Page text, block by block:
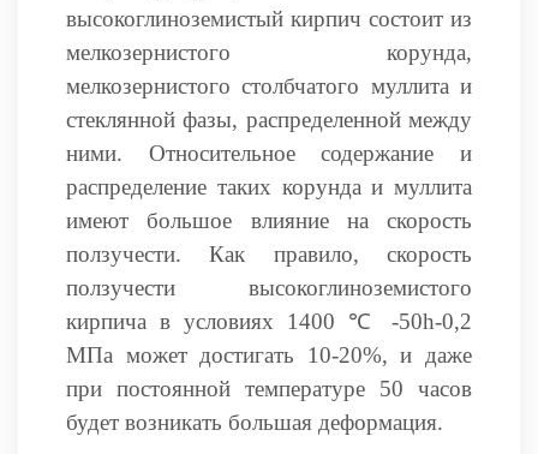
высокоглиноземистый кирпич состоит из
мелкозернистого корунда,
мелкозернистого столбчатого муллита и
стеклянной фазы, распределенной между
ними. Относительное содержание и
распределение таких корунда и муллита
имеют большое влияние на скорость
ползучести. Как правило, скорость
ползучести высокоглиноземистого
кирпича в условиях 1400 ℃ -50h-0,2
МПа может достигать 10-20%, и даже
при постоянной температуре 50 часов
будет возникать большая деформация.